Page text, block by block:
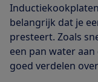
belangrijk dat je
presteert. Zoals
een pan water
goed verdelen